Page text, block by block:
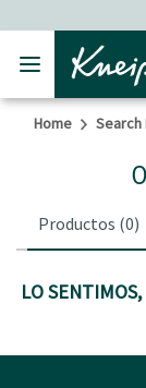
Skip to main
Skip to footer
Home
Productos (0)
LO